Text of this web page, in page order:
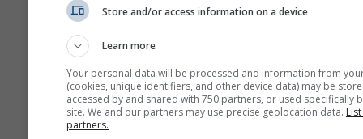
60 ó
GFS-40
Global40.0 km
Store and/or access information on a device
Learn more
Your personal data will be processed and information from
(cookies, unique identifiers, and other device data) may be
accessed by and shared with 750 partners, or used specifically
site. We and our partners may use precise geolocation data.
partners.